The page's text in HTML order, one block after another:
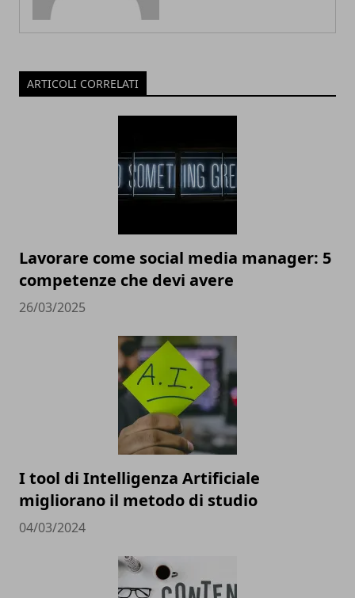
ARTICOLI CORRELATI
Lavorare come social media manager: 5
competenze che devi avere
26/03/2025
I tool di Intelligenza Artificiale
migliorano il metodo di studio
04/03/2024